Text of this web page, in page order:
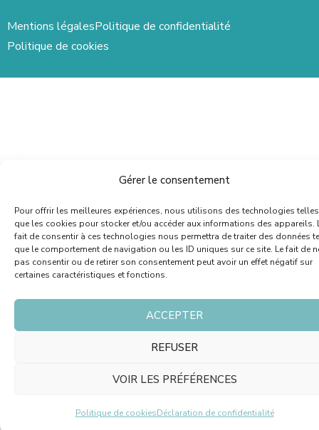
Gérer le consentement
Pour offrir les meilleures expériences, nous utilisons des technologies telles
que les cookies pour stocker et/ou accéder aux informations des appareils.
fait de consentir à ces technologies nous permettra de traiter des données
que le comportement de navigation ou les ID uniques sur ce site. Le fait de
pas consentir ou de retirer son consentement peut avoir un effet négatif sur
certaines caractéristiques et fonctions.
ACCEPTER
REFUSER
VOIR LES PRÉFÉRENCES
Politique de cookiesDéclaration de confidentialité
Mentions légalesPolitique de confidentialité
Politique de cookies